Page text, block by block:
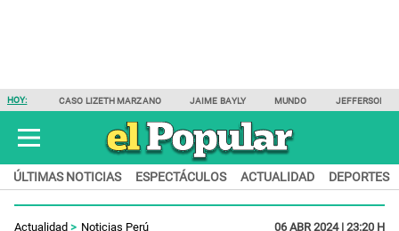
HOY: CASO LIZETH MARZANO JAIME BAYLY MUNDO JEFFERSON
ÚLTIMAS NOTICIAS ESPECTÁCULOS ACTUALIDAD DEPORTES
Actualidad Noticias Perú 06 ABR 2024 | 23:20 H